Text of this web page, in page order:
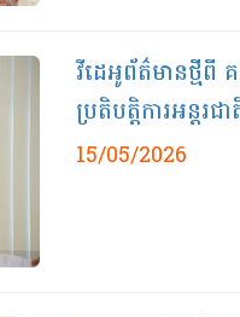
វីដេអូព័ត៌មានថ្មីពី
ប្រតិបត្តិការអន្តរ
15/05/2026